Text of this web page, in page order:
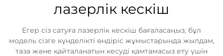
лазерлік кескіш
Егер сіз сатуға лазерлік кескіш бағаласаңыз, бұл
модель сізге күнделікті өндіріс жұмыстарында жылдам,
таза және қайталанатын кесуді қамтамасыз ету үшін